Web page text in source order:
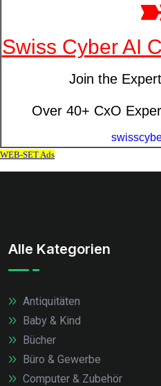
Alle Kategorien
Antiquitäten
Baby & Kind
Bücher
Büro & Gewerbe
Computer & Zubehör